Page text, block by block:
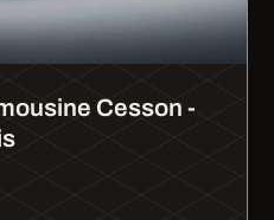
Cesson -